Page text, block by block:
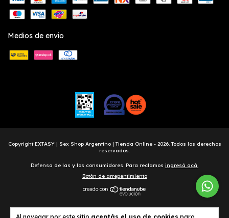
Medios de envío
Copyright EXTASY | Sex Shop Argentino | Tienda Online - 2026. Todos los derechos
reservados.
Defensa de las y los consumidores. Para reclamos ingresá acá.
Botón de arrepentimiento